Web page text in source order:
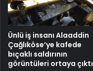
Ünlü iş insanı Alaaddin
Çağlıköse’ye kafede
bıçaklı saldırının
görüntüleri ortaya çıktı